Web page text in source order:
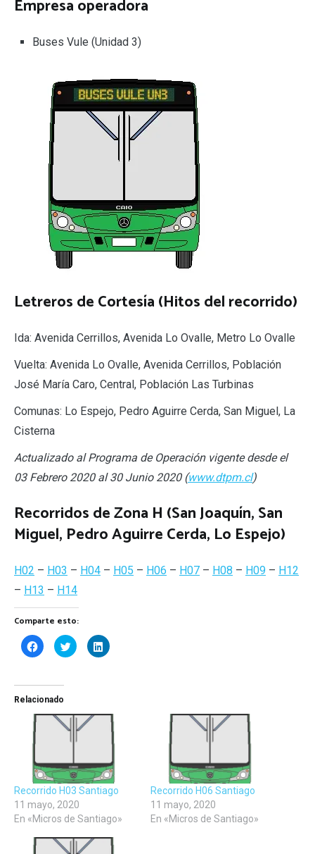
Empresa operadora
Buses Vule (Unidad 3)
Letreros de Cortesía (Hitos del recorrido)
Ida: Avenida Cerrillos, Avenida Lo Ovalle, Metro Lo Ovalle
Vuelta: Avenida Lo Ovalle, Avenida Cerrillos, Población
José María Caro, Central, Población Las Turbinas
Comunas: Lo Espejo, Pedro Aguirre Cerda, San Miguel, La
Cisterna
Actualizado al Programa de Operación vigente desde el
03 Febrero 2020 al 30 Junio 2020 (www.dtpm.cl)
Recorridos de Zona H (San Joaquín, San
Miguel, Pedro Aguirre Cerda, Lo Espejo)
H02 – H03 – H04 – H05 – H06 – H07 – H08 – H09 – H12
– H13 – H14
Comparte esto:
Haz
clic
Facebook
abre
en
una
ventana
Haz
clic
en
una
ventana
Haz
clic
en
una
Relacionado
Recorrido H03 Santiago
11 mayo, 2020
En «Micros de Santiago»
Recorrido H06 Santiago
11 mayo, 2020
En «Micros de Santiago»